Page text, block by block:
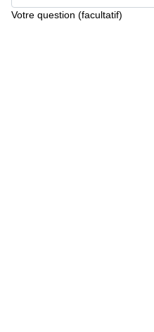
Votre question (facultatif)